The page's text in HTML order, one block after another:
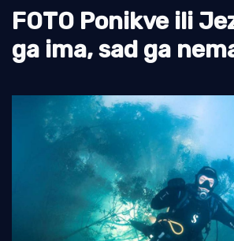
Pomorstvo
Ribolov
Tradicija i kultura
FOTO Ponikve ili
ga ima, sad ga